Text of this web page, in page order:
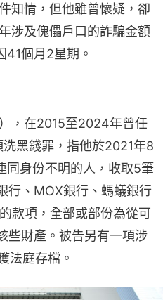
知情，但他雖曾懷疑，卻
涉及傀儡戶口的詐騙金額
41個月2星期。
，在2015至2024年曾任
黑錢罪，指他於2021年8
同身份不明的人，收取5筆
行、MOX銀行、螞蟻銀行
款項，全部或部份為從可
些財產。被告另有一項涉
法庭存檔。